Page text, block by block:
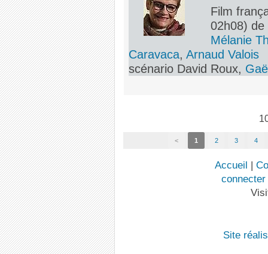
Film
02h08) de
Mélanie
Caravaca, Arnaud Valois
scénario David Roux,
< 1 2 3 4
Accueil
connecter
Site